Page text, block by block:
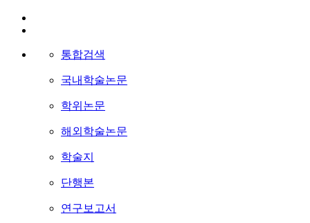
통합검색
국내학술논문
학위논문
해외학술논문
학술지
단행본
연구보고서